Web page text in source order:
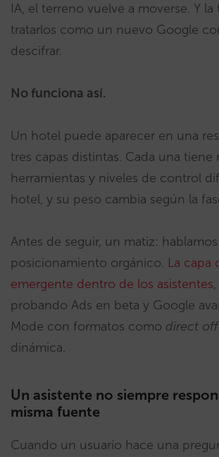
IA, el terreno vuelve a moverse. Y
tratarlos como un nuevo Google
descifrar.
No funciona así.
Un hotel puede aparecer en una
tres capas distintas. Cada una tiene
herramientas y niveles de control
hotel, y su peso cambia según la
Antes de seguir, un matiz:
posicionamiento orgánico. La capa
emergente dentro de los asistentes
probando Ads en beta y Google
Mode con formatos como direct
dinámica.
Un asistente no siempre
misma fuente
Cuando un usuario hace una